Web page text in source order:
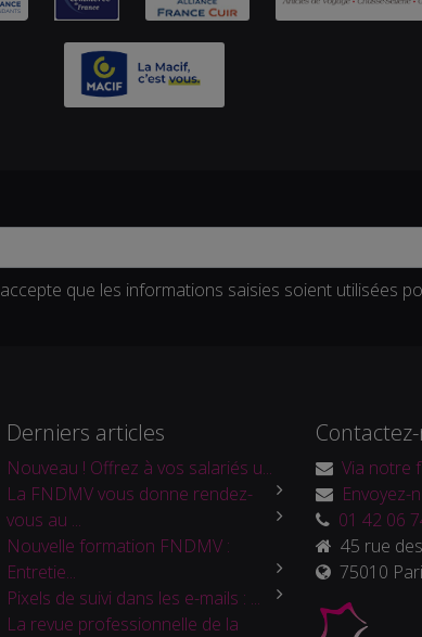
que les informations saisies soient utilisées
Derniers articles
Nouveau ! Offrez à vos salariés u...
La FNDMV vous donne rendez-
vous au ...
Nouvelle formation FNDMV :
Entretie...
Pixels de suivi dans les e-mails : ...
La revue professionnelle de la
Via notre
Envoyez-
01 42 06
45 rue
75010